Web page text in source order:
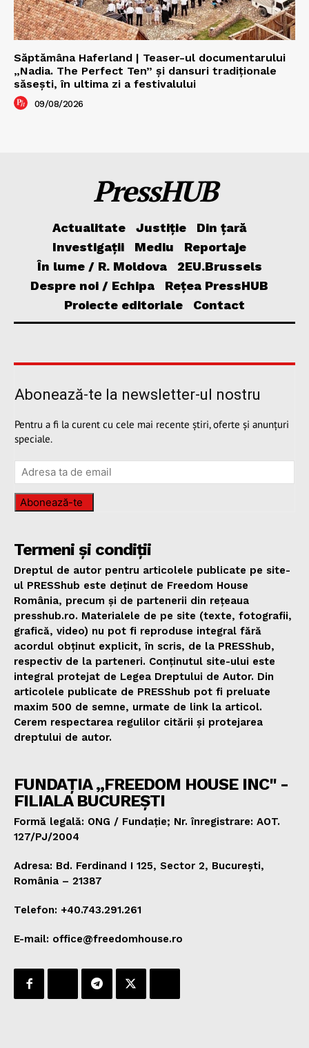
Săptămâna Haferland | Teaser-ul documentarului
„Nadia. The Perfect Ten” şi dansuri tradiţionale
săseşti, în ultima zi a festivalului
09/08/2026
PressHUB
Actualitate Justiție
Din țară
Investigații
Mediu
Reportaje
În lume / R. Moldova
2EU.Brussels
Despre noi / Echipa
Rețea PressHUB
Proiecte editoriale
Contact
Abonează-te la newsletter-ul nostru
Pentru a fi la curent cu cele mai recente știri, oferte și anunțuri
speciale.
Abonează-te
Termeni și condiții
Dreptul de autor pentru articolele publicate pe site-
ul PRESShub este deținut de Freedom House
România, precum și de partenerii din rețeaua
presshub.ro. Materialele de pe site (texte, fotografii,
grafică, video) nu pot fi reproduse integral fără
acordul obținut explicit, în scris, de la PRESShub,
respectiv de la parteneri. Conținutul site-ului este
integral protejat de Legea Dreptului de Autor. Din
articolele publicate de PRESShub pot fi preluate
maxim 500 de semne, urmate de link la articol.
Cerem respectarea regulilor citării și protejarea
dreptului de autor.
FUNDAȚIA „FREEDOM HOUSE INC" -
FILIALA BUCUREȘTI
Formă legală: ONG / Fundație; Nr. înregistrare: AOT.
127/PJ/2004
Adresa: Bd. Ferdinand I 125, Sector 2, București,
România – 21387
Telefon: +40.743.291.261
E-mail: office@freedomhouse.ro